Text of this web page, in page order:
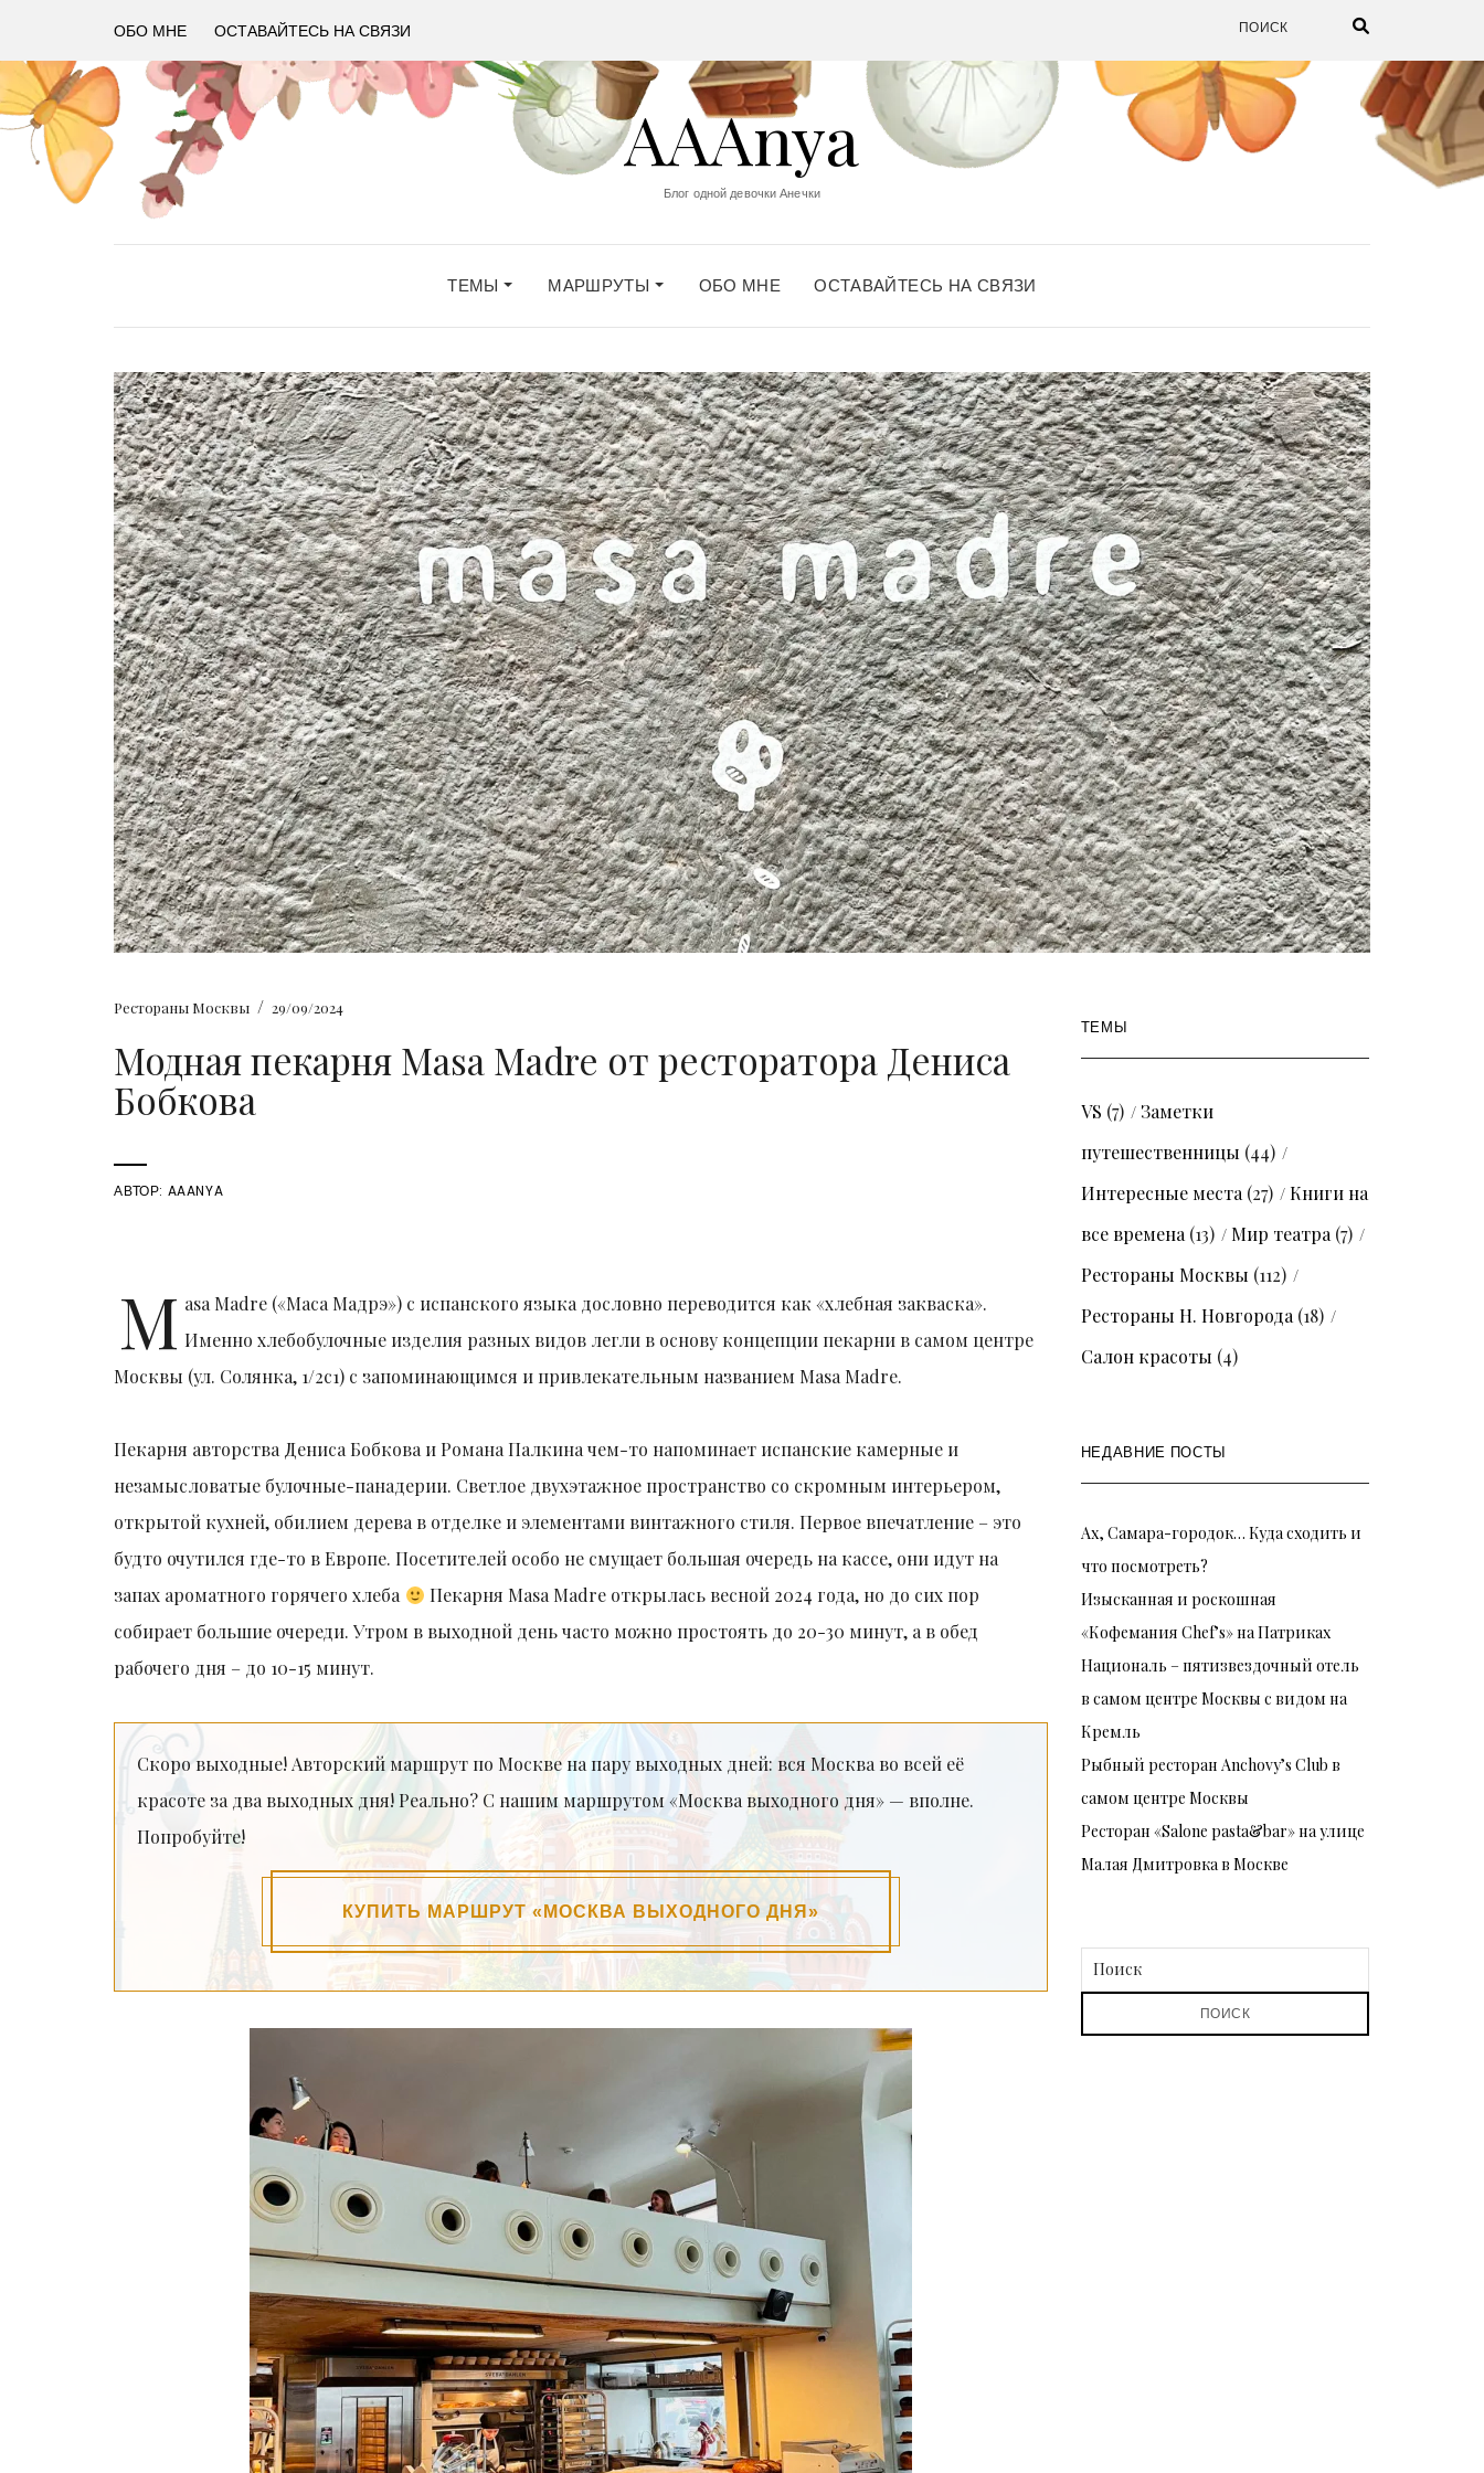
ОБО МНЕ ОСТАВАЙТЕСЬ НА СВЯЗИ
AAAnya
Блог одной девочки Анечки
ТЕМЫ МАРШРУТЫ ОБО МНЕ ОСТАВАЙТЕСЬ НА СВЯЗИ
Рестораны Москвы / 29/09/2024
Модная пекарня Masa Madre от ресторатора Дениса
Бобкова
АВТОР: AAANYA
M asa Madre («Маса Мадрэ») с испанского языка дословно переводится как «хлебная закваска».
Именно хлебобулочные изделия разных видов легли в основу концепции пекарни в самом центре
Москвы (ул. Солянка, 1/2с1) с запоминающимся и привлекательным названием Masa Madre.
Пекарня авторства Дениса Бобкова и Романа Палкина чем-то напоминает испанские камерные и
незамысловатые булочные-панадерии. Светлое двухэтажное пространство со скромным интерьером,
открытой кухней, обилием дерева в отделке и элементами винтажного стиля. Первое впечатление – это
будто очутился где-то в Европе. Посетителей особо не смущает большая очередь на кассе, они идут на
запах ароматного горячего хлеба
Пекарня Masa Madre открылась весной 2024 года, но до сих пор
собирает большие очереди. Утром в выходной день часто можно простоять до 20-30 минут, а в обед
рабочего дня – до 10-15 минут.
Скоро выходные! Авторский маршрут по Москве на пару выходных дней: вся Москва во всей её
красоте за два выходных дня! Реально? С нашим маршрутом «Москва выходного дня» — вполне.
Попробуйте!
КУПИТЬ МАРШРУТ «МОСКВА ВЫХОДНОГО ДНЯ»
ТЕМЫ
VS (7)
Заметки
путешественницы (44)
Интересные места (27)
Книги на
все времена (13) Мир театра (7)
Рестораны Москвы (112)
Рестораны Н. Новгорода (18)
Салон красоты (4)
НЕДАВНИЕ ПОСТЫ
Ах, Самара-городок… Куда сходить и
что посмотреть?
Изысканная и роскошная
«Кофемания Chef’s» на Патриках
Националь – пятизвездочный отель
в самом центре Москвы с видом на
Кремль
Рыбный ресторан Anchovy’s Club в
самом центре Москвы
Ресторан «Salone pasta&bar» на улице
Малая Дмитровка в Москве
ПОИСК